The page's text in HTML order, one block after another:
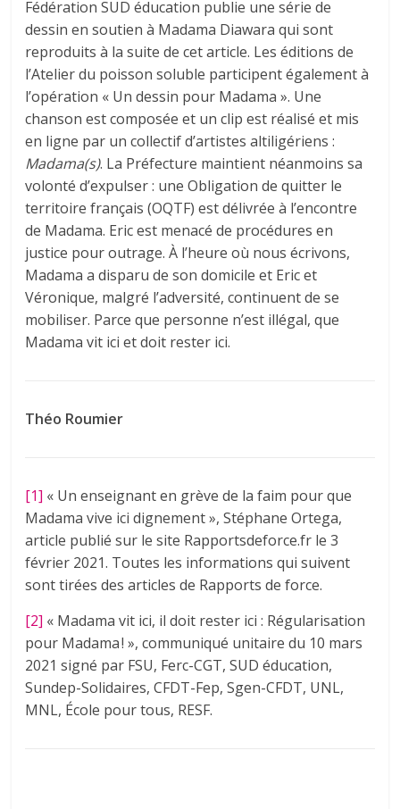
Fédération SUD éducation publie une série de
dessin en soutien à Madama Diawara qui sont
reproduits à la suite de cet article. Les éditions de
l’Atelier du poisson soluble participent également à
l’opération « Un dessin pour Madama ». Une
chanson est composée et un clip est réalisé et mis
en ligne par un collectif d’artistes altiligériens :
Madama(s). La Préfecture maintient néanmoins sa
volonté d’expulser : une Obligation de quitter le
territoire français (OQTF) est délivrée à l’encontre
de Madama. Eric est menacé de procédures en
justice pour outrage. À l’heure où nous écrivons,
Madama a disparu de son domicile et Eric et
Véronique, malgré l’adversité, continuent de se
mobiliser. Parce que personne n’est illégal, que
Madama vit ici et doit rester ici.
Théo Roumier
[1] « Un enseignant en grève de la faim pour que
Madama vive ici dignement », Stéphane Ortega,
article publié sur le site Rapportsdeforce.fr le 3
février 2021. Toutes les informations qui suivent
sont tirées des articles de Rapports de force.
[2] « Madama vit ici, il doit rester ici : Régularisation
pour Madama ! », communiqué unitaire du 10 mars
2021 signé par FSU, Ferc-CGT, SUD éducation,
Sundep-Solidaires, CFDT-Fep, Sgen-CFDT, UNL,
MNL, École pour tous, RESF.